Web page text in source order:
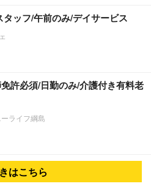
タッフ/午前のみ/デイサービス
許必須/日勤のみ/介護付き有料老
ライフ綱島
はこちら